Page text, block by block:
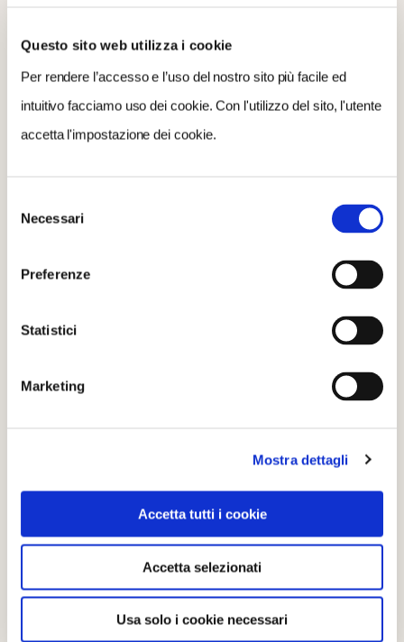
Questo sito web utilizza i cookie
Per rendere l’accesso e l’uso del nostro sito più facile ed
intuitivo facciamo uso dei cookie. Con l'utilizzo del sito, l'utente
accetta l'impostazione dei cookie.
delNecessari
Preferenze
Statistici
Marketing
Mostra dettagli
Accetta tutti i cookie
Accetta selezionati
Usa solo i cookie necessari
CONDIVIDI
dal 12 Marzo 2022 al 20 Marzo 2022
https://www.cannero.it